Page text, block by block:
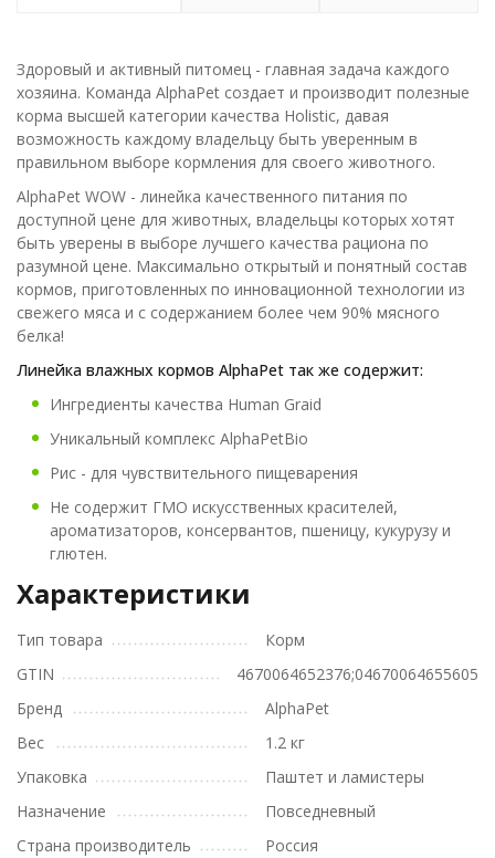
Здоровый и активный питомец - главная задача каждого
хозяина. Команда AlphaPet создает и производит полезные
корма высшей категории качества Holistiс, давая
возможность каждому владельцу быть уверенным в
правильном выборе кормления для своего животного.
AlphaPet WOW - линейка качественного питания по
доступной цене для животных, владельцы которых хотят
быть уверены в выборе лучшего качества рациона по
разумной цене. Максимально открытый и понятный состав
кормов, приготовленных по инновационной технологии из
свежего мяса и с содержанием более чем 90% мясного
белка!
Линейка влажных кормов AlphaPet так же содержит:
Ингредиенты качества Human Graid
Уникальный комплекс AlphaPetBio
Рис - для чувствительного пищеварения
Не содержит ГМО искусственных красителей,
ароматизаторов, консервантов, пшеницу, кукурузу и
глютен.
Характеристики
Тип товара
Корм
GTIN
4670064652376;04670064655605
Бренд
AlphaPet
Вес
1.2 кг
Упаковка
Паштет и ламистеры
Назначение
Повседневный
Страна производитель
Россия